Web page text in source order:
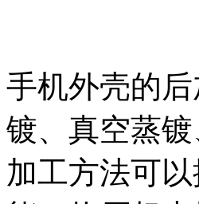
手机外壳的
镀、真空蒸
加工方法可